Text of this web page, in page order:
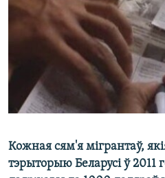
КУЛЬТУРА
МОВА
НА ХВАЛЯХ СВАБОДЫ
Кожная сям'я мігрантаў,
тэрыторыю Беларусі ў 2011